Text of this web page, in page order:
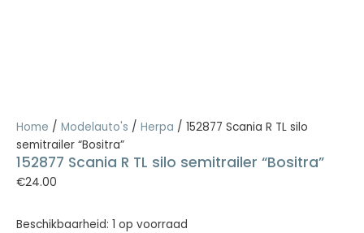
Home / Modelauto's / Herpa / 152877 Scania R TL silo
semitrailer “Bositra”
152877 Scania R TL silo semitrailer “Bositra”
€24.00
Beschikbaarheid: 1 op voorraad